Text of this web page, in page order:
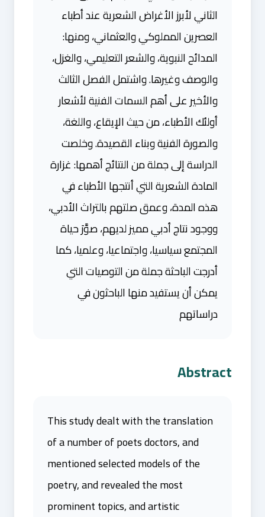
الثاني لأبرز الأغراض الشعرية عند أطباء
العصرين المملوكي والعثماني، ومنها:
المدائح النبوية، والشعر التعليمي، والغزل،
والوصف وغيرها. واشتمل الفصل الثالث
والأخير على أهم السمات الفنية لأشعار
أولئك الأطباء، من حيث الإيقاع، واللغة،
والصورة الفنية وبناء القصيدة. وخلصت
الدراسة إلى جملة من النتائج أهمها: غزارة
المادة الشعرية التي أنتجها الأطباء في
هذه المدة، وعمق صلتهم بالتراث الأدبي،
ووجود نتاج أدبي مميز لديهم، صوَّرَ حياة
المجتمع سياسيا، واجتماعيا، وعلميا، كما
أدرجت الباحثة جملة من التوصيات التي
يمكن أن يستفيد منها الباحثون في
دراساتهم
Abstract
This study dealt with the translation
of a number of poets doctors, and
mentioned selected models of the
poetry, and revealed the most
prominent topics, and artistic